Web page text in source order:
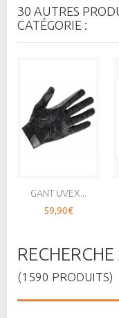
30 AUTRES
CATÉGORIE :
GANT UVEX...
59,90€
(1590 PRODUITS)